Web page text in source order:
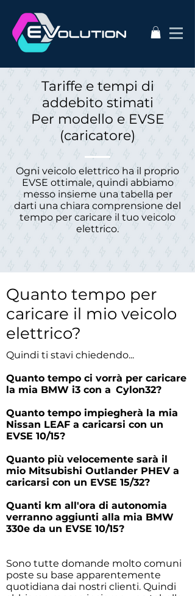
Tariffe e tempi di
addebito stimati
Per modello e EVSE
(caricatore)
Ogni veicolo elettrico ha il proprio
EVSE ottimale, quindi abbiamo
messo insieme una tabella per
darti una chiara comprensione del
tempo per caricare il tuo veicolo
elettrico.
Quanto tempo per
caricare il mio veicolo
elettrico?
Quindi ti stavi chiedendo...
Quanto tempo ci vorrà per caricare
la mia BMW i3 con a Cylon32?
Quanto tempo impiegherà la mia
Nissan LEAF a caricarsi con un
EVSE 10/15?
Quanto più velocemente sarà il
mio Mitsubishi Outlander PHEV a
caricarsi con un EVSE 15/32?
Quanti km all'ora di autonomia
verranno aggiunti alla mia BMW
330e da un EVSE 10/15?
Sono tutte domande molto comuni
poste su base apparentemente
quotidiana dai nostri clienti. Quindi